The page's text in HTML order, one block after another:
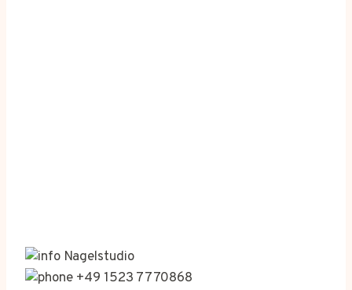
Nagelstudio
+49 1523 7770868